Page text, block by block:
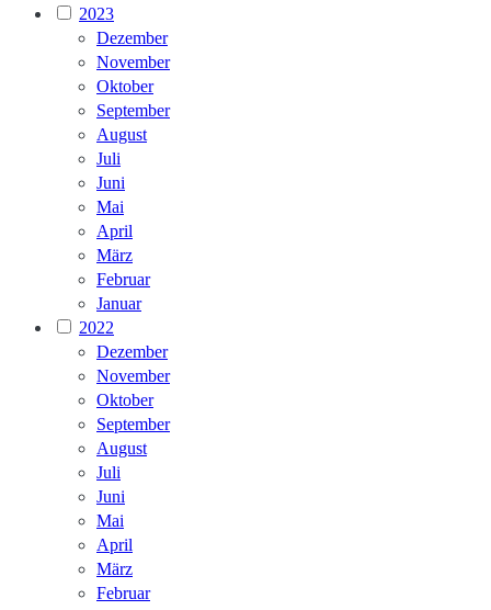
2023
Dezember
November
Oktober
September
August
Juli
Juni
Mai
April
März
Februar
Januar
2022
Dezember
November
Oktober
September
August
Juli
Juni
Mai
April
März
Februar